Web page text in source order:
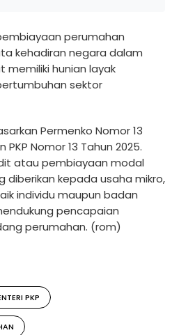
perumahan
kehadiran negara dalam
hunian layak
sektor
Permenko Nomor 13
Nomor 13 Tahun 2025.
atau pembiayaan modal
diberikan kepada usaha mikro,
individu maupun badan
pencapaian
perumahan. (rom)
PKP